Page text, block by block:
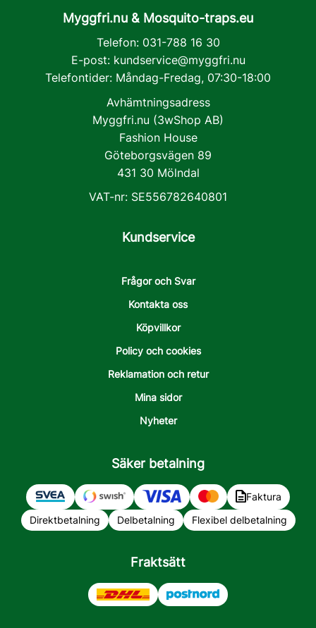
Myggfri.nu & Mosquito-traps.eu
Telefon: 031-788 16 30
E-post: kundservice@myggfri.nu
Telefontider: Måndag-Fredag, 07:30-18:00
Avhämtningsadress
Myggfri.nu (3wShop AB)
Fashion House
Göteborgsvägen 89
431 30 Mölndal
VAT-nr: SE556782640801
Kundservice
Frågor och Svar
Kontakta oss
Köpvillkor
Policy och cookies
Reklamation och retur
Mina sidor
Nyheter
Säker betalning
Faktura
Direktbetalning
Delbetalning Flexibel delbetalning
Fraktsätt